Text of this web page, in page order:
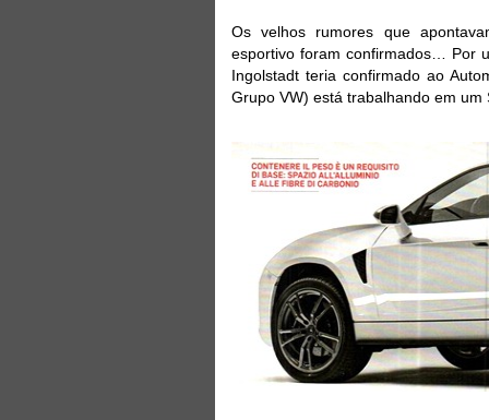
Os velhos rumores que
esportivo foram confirmados… Por
Ingolstadt teria confirmado ao
Grupo VW) está trabalhando em um